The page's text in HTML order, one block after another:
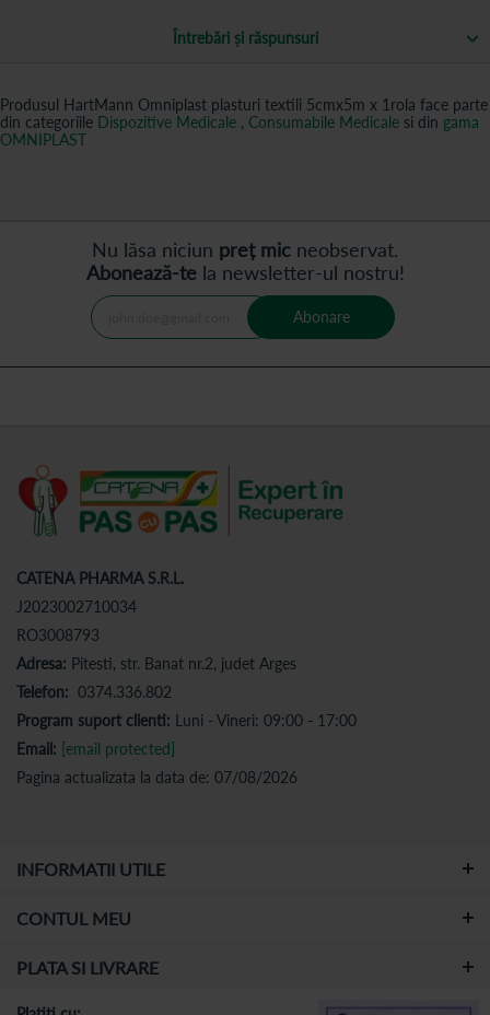
Întrebări și răspunsuri
Produsul HartMann Omniplast plasturi textili 5cmx5m x 1rola face parte
din categoriile Dispozitive Medicale , Consumabile Medicale si din gama
OMNIPLAST
Nu lăsa niciun preț mic neobservat.
Abonează-tela newsletter-ul nostru!
Abonare
CATENA PHARMA S.R.L.
J2023002710034
RO3008793
Adresa: Pitesti, str. Banat nr.2, judet Arges
Telefon: 0374.336.802
Program suport clienti: Luni - Vineri: 09:00 - 17:00
Email: [email protected]
Pagina actualizata la data de: 07/08/2026
INFORMATII UTILE
CONTUL MEU
PLATA SI LIVRARE